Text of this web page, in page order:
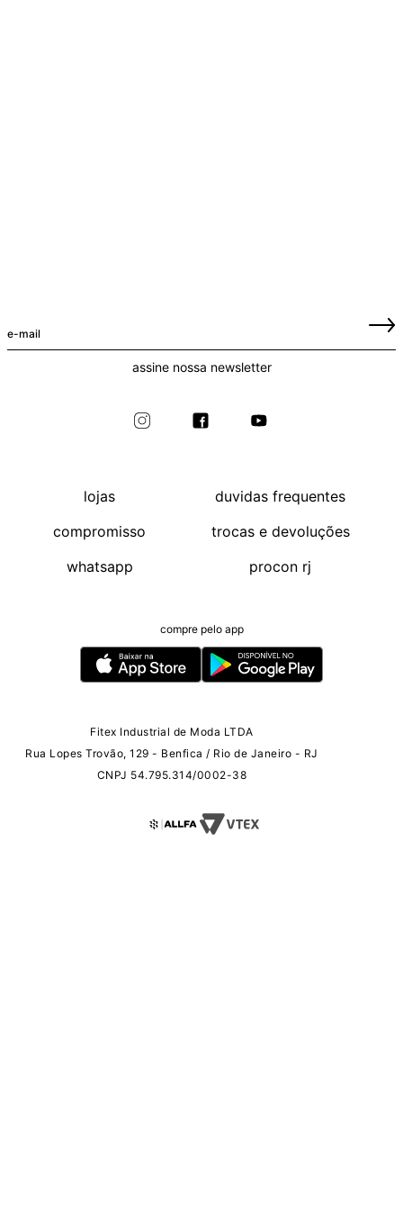
assine nossa newsletter
lojas
compromisso
whatsapp
duvidas frequentes
trocas e devoluções
procon rj
compre pelo app
Fitex Industrial de Moda LTDA
Rua Lopes Trovão, 129 - Benfica / Rio de Janeiro - RJ
CNPJ 54.795.314/0002-38